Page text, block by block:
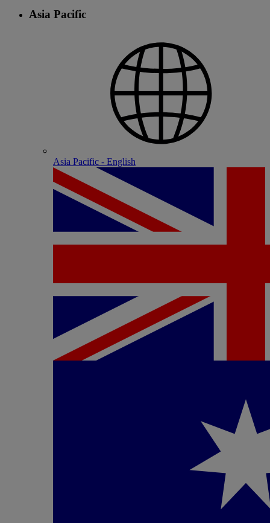
Asia Pacific
Asia Pacific - English